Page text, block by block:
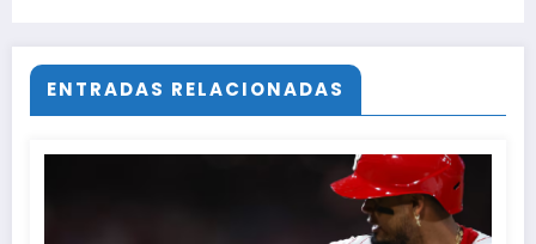
ENTRADAS RELACIONADAS